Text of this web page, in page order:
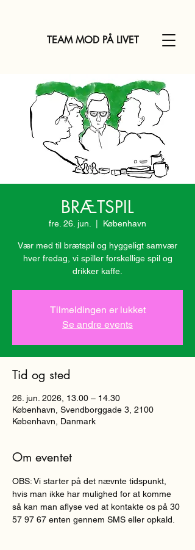
TEAM MOD PÅ LIVET
BRÆTSPIL
fre. 26. jun. København
Vær med til brætspil og hyggeligt samvær
hver fredag, vi spiller forskellige spil og
drikker kaffe.
Tilmeldingen er lukket
Se andre events
Tid og sted
26. jun. 2026, 13.00 – 14.30
København, Svendborggade 3, 2100
København, Danmark
Om eventet
OBS: Vi starter på det nævnte tidspunkt,
hvis man ikke har mulighed for at komme
så kan man aflyse ved at kontakte os på 30
57 97 67 enten gennem SMS eller opkald.